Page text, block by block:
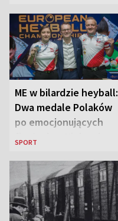
ME w bilardzie heyball:
Dwa medale Polaków
po emocjonujących
finałach w Kielcach
SPORT